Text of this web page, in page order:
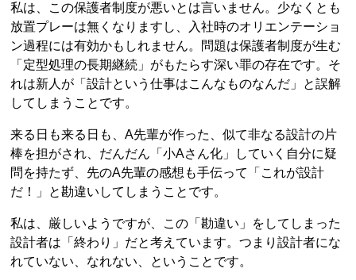
私は、この保護者制度が悪いとは言いません。少なくとも
放置プレーは無くなりますし、入社時のオリエンテーショ
ン過程には有効かもしれません。問題は保護者制度が生む
「定型処理の長期継続」がもたらす深い罪の存在です。そ
れは新人が「設計という仕事はこんなものなんだ」と誤解
してしまうことです。
来る日も来る日も、A先輩が作った、似て非なる設計の片
棒を担がされ、だんだん「小Aさん化」していく自分に疑
問を持たず、先のA先輩の感想も手伝って「これが設計
だ！」と勘違いしてしまうことです。
私は、厳しいようですが、この「勘違い」をしてしまった
設計者は「終わり」だと考えています。つまり設計者にな
れていない、なれない、ということです。